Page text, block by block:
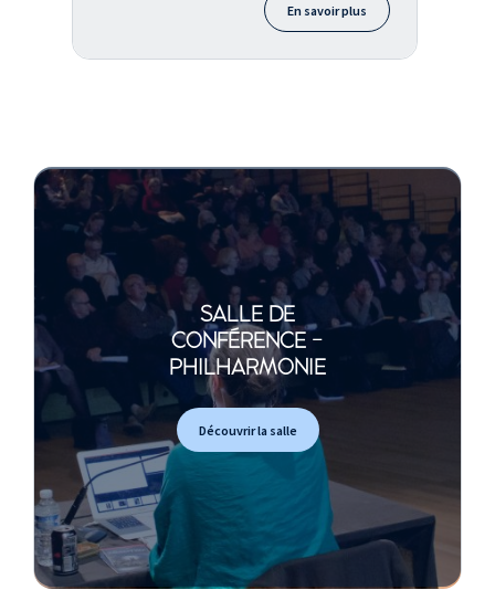
En savoir plus
SALLE DE
CONFÉRENCE -
PHILHARMONIE
Découvrir la salle